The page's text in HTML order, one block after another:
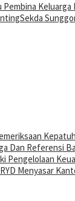
Pembina Keluarga
Sekda
Dan Referensi
Pengelolaan
Menyasar